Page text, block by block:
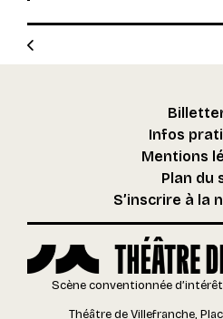
Infos
Mentions
Plan du
S’inscrire à la
Scène conventionnée
Théâtre de Villefranche,